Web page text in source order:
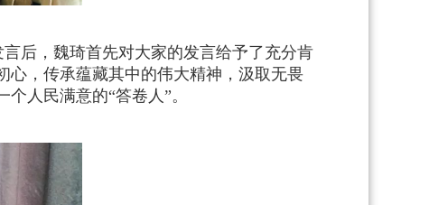
后，魏琦首先对大家的发言给予了充分肯
心，传承蕴藏其中的伟大精神，汲取无畏
人民满意的“答卷人”。